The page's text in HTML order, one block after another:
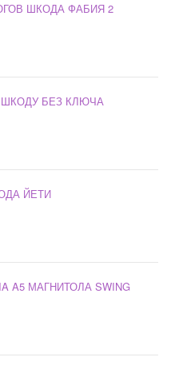
ШКОДА ФАБИЯ 2
ШКОДУ БЕЗ КЛЮЧА
ЙЕТИ
A5 МАГНИТОЛА SWING